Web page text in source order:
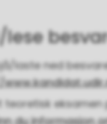
laste ned
teoretisk
du informasjon